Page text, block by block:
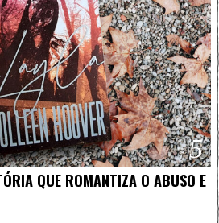
5
QUE ROMANTIZA O ABUSO E